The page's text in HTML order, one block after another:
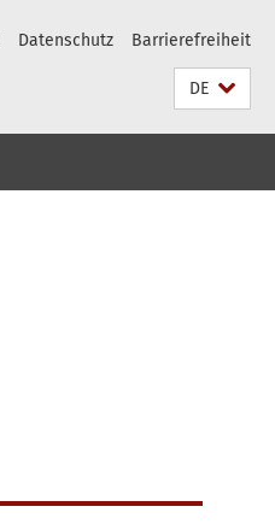
Datenschutz Barrierefreiheit
DE